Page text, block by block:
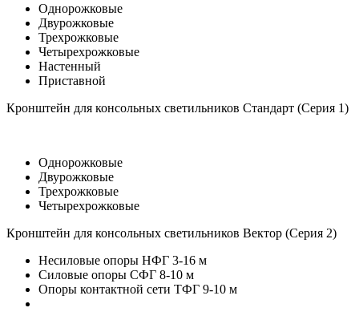
Однорожковые
Двурожковые
Трехрожковые
Четырехрожковые
Настенный
Приставной
Кронштейн для консольных светильников Стандарт (Серия 1)
Однорожковые
Двурожковые
Трехрожковые
Четырехрожковые
Кронштейн для консольных светильников Вектор (Серия 2)
Несиловые опоры НФГ 3-16 м
Силовые опоры СФГ 8-10 м
Опоры контактной сети ТФГ 9-10 м